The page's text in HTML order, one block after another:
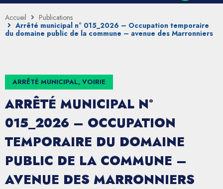
Accueil
Publications
Arrêté municipal n° 015_2026 – Occupation temporaire
du domaine public de la commune – avenue des Marronniers
ARRÊTÉ MUNICIPAL, VOIRIE
ARRÊTÉ MUNICIPAL N°
015_2026 – OCCUPATION
TEMPORAIRE DU DOMAINE
PUBLIC DE LA COMMUNE –
AVENUE DES MARRONNIERS